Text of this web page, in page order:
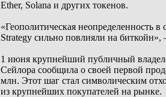
Ether, Solana и других токенов.
«Геополитическая неопределенность
Strategy сильно повлияли на
1 июня крупнейший публичный
Сейлора сообщила о своей первой
млн. Этот шаг стал символическим
из крупнейших покупателей на рынке.